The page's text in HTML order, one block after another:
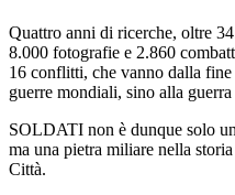
Quattro anni di ricerche, oltre
8.000 fotografie e 2.860
16 conflitti, che vanno dalla fine
guerre mondiali, sino alla
SOLDATI non è dunque solo
ma una pietra miliare nella
Città.